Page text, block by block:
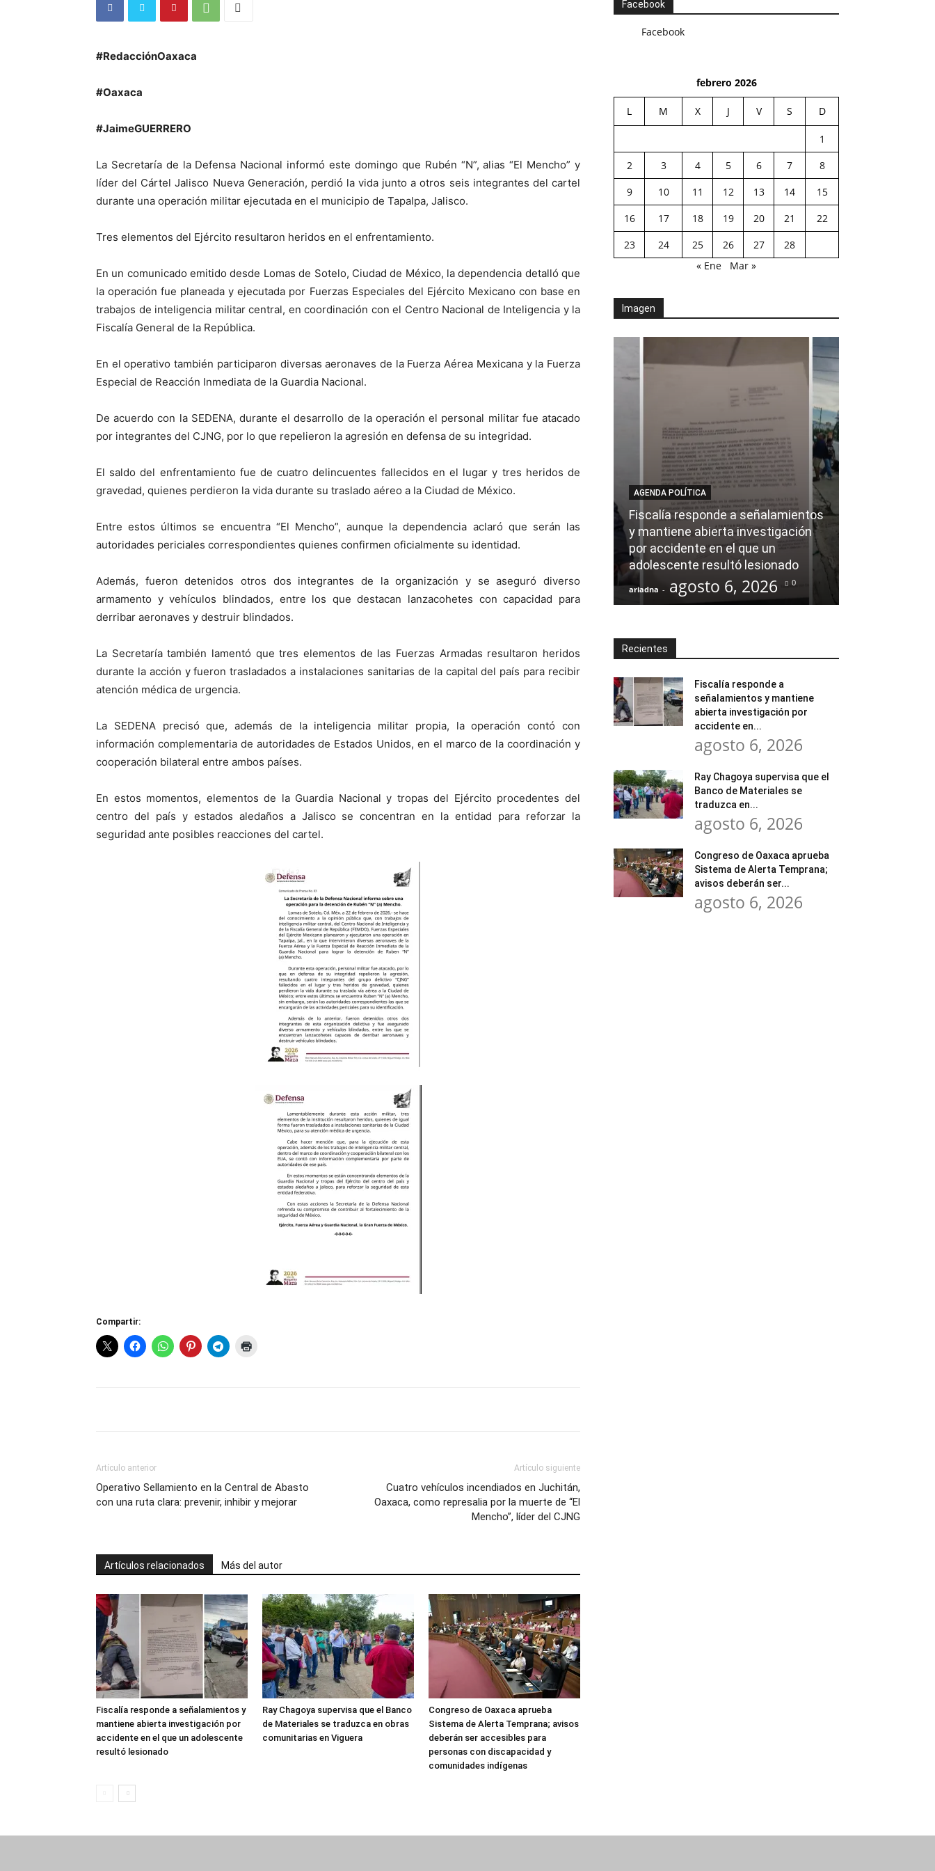
#RedacciónOaxaca
#Oaxaca
#JaimeGUERRERO
La Secretaría de la Defensa Nacional informó este domingo que Rubén “N”, alias “El Mencho” y
líder del Cártel Jalisco Nueva Generación, perdió la vida junto a otros seis integrantes del cartel
durante una operación militar ejecutada en el municipio de Tapalpa, Jalisco.
Tres elementos del Ejército resultaron heridos en el enfrentamiento.
En un comunicado emitido desde Lomas de Sotelo, Ciudad de México, la dependencia detalló que
la operación fue planeada y ejecutada por Fuerzas Especiales del Ejército Mexicano con base en
trabajos de inteligencia militar central, en coordinación con el Centro Nacional de Inteligencia y la
Fiscalía General de la República.
En el operativo también participaron diversas aeronaves de la Fuerza Aérea Mexicana y la Fuerza
Especial de Reacción Inmediata de la Guardia Nacional.
De acuerdo con la SEDENA, durante el desarrollo de la operación el personal militar fue atacado
por integrantes del CJNG, por lo que repelieron la agresión en defensa de su integridad.
El saldo del enfrentamiento fue de cuatro delincuentes fallecidos en el lugar y tres heridos de
gravedad, quienes perdieron la vida durante su traslado aéreo a la Ciudad de México.
Entre estos últimos se encuentra “El Mencho”, aunque la dependencia aclaró que serán las
autoridades periciales correspondientes quienes confirmen oficialmente su identidad.
Además, fueron detenidos otros dos integrantes de la organización y se aseguró diverso
armamento y vehículos blindados, entre los que destacan lanzacohetes con capacidad para
derribar aeronaves y destruir blindados.
La Secretaría también lamentó que tres elementos de las Fuerzas Armadas resultaron heridos
durante la acción y fueron trasladados a instalaciones sanitarias de la capital del país para recibir
atención médica de urgencia.
La SEDENA precisó que, además de la inteligencia militar propia, la operación contó con
información complementaria de autoridades de Estados Unidos, en el marco de la coordinación y
cooperación bilateral entre ambos países.
En estos momentos, elementos de la Guardia Nacional y tropas del Ejército procedentes del
centro del país y estados aledaños a Jalisco se concentran en la entidad para reforzar la
seguridad ante posibles reacciones del cartel.
Compartir:
Artículo anterior
Operativo Sellamiento en la Central de Abasto
con una ruta clara: prevenir, inhibir y mejorar
Artículo siguiente
Cuatro vehículos incendiados en Juchitán,
Oaxaca, como represalia por la muerte de “El
Mencho”, líder del CJNG
Artículos relacionados Más del autor
Fiscalía responde a señalamientos y
mantiene abierta investigación por
accidente en el que un adolescente
resultó lesionado
Ray Chagoya supervisa que el Banco
de Materiales se traduzca en obras
comunitarias en Viguera
Congreso de Oaxaca aprueba
Sistema de Alerta Temprana; avisos
deberán ser accesibles para
personas con discapacidad y
comunidades indígenas
Facebook
Facebook
febrero 2026
L M X J V S D
1
2
3 4 5 6 7
8
9
10 11 12 13 14
15
16
17 18 19 20 21
22
23
24 25 26 27
28
« Ene
Mar »
Imagen
AGENDA POLÍTICA
Fiscalía responde a señalamientos
y mantiene abierta investigación
por accidente en el que un
adolescente resultó lesionado
ariadna - agosto 6, 2026 0
Recientes
Fiscalía responde a
señalamientos y mantiene
abierta investigación por
accidente en...
agosto 6, 2026
Ray Chagoya supervisa que el
Banco de Materiales se
traduzca en...
agosto 6, 2026
Congreso de Oaxaca aprueba
Sistema de Alerta Temprana;
avisos deberán ser...
agosto 6, 2026